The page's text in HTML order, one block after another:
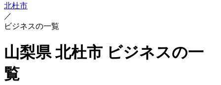
北杜市
／
ビジネスの一覧
山梨県 北杜市 ビジネスの一
覧